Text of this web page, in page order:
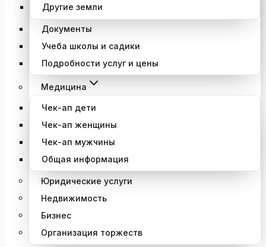
Другие земли
Документы
Учеба школы и садики
Подробности услуг и цены
Медицина
Чек-ап дети
Чек-ап женщины
Чек-ап мужчины
Общая информация
Юридические услуги
Недвижимость
Бизнес
Организация торжеств